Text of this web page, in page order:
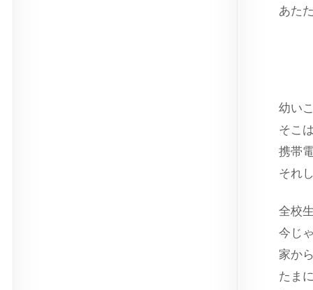
あた
幼い
そこ
携帯
それ
全校
今じ
家か
たま